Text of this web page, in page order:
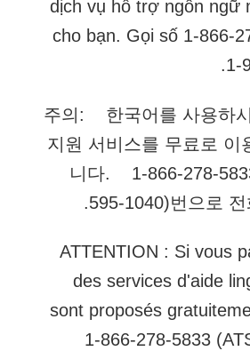
dịch vụ hỗ trợ ngôn ngữ
cho bạn. Gọi số 1-866-
1-
주의: 한국어를 사용하
지원 서비스를 무료로 이
니다. 1-866-278-
595-1040)번으로 전
ATTENTION : Si vous
des services d'aide
sont proposés
1-866-278-5833